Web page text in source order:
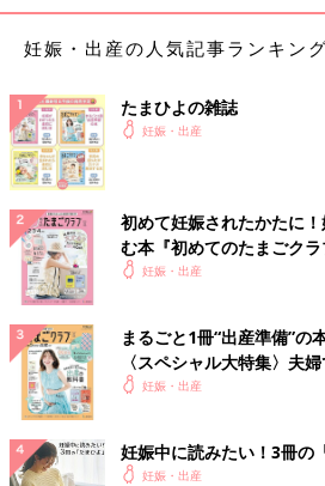
妊娠・出産の人気記事ランキング
たまひよの雑誌
妊娠・出産
初めて妊娠されたかたに
む本『初めてのたまごクラ
妊娠・出産
まるごと1冊“出産準備”の
〈スペシャル大特集〉夫
妊娠・出産
妊娠中に読みたい！3冊の
妊娠・出産